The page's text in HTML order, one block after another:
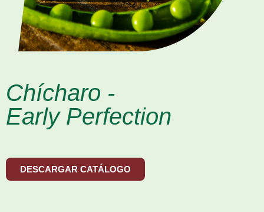
Chícharo -
Early Perfection
DESCARGAR CATÁLOGO